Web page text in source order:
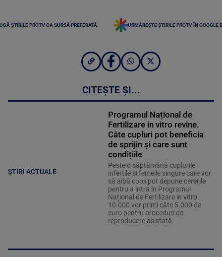
ȘTIRILE PROTV CA SURSĂ PREFERATĂ URMĂREȘTE ȘTIRILE PROTV ÎN GOOGLE
CITEȘTE ȘI...
ȘTIRI ACTUALE
Programul Național de
Fertilizare in vitro revine.
Câte cupluri pot beneficia
de sprijin și care sunt
condițiile
Peste o săptămână cuplurile
infertile și femeile singure care vor
să aibă copii pot depune cererile
pentru a intra în Programul
Național de Fertilizare in vitro.
10.000 vor primi câte 5.000 de
euro pentru proceduri de
reproducere asistată.